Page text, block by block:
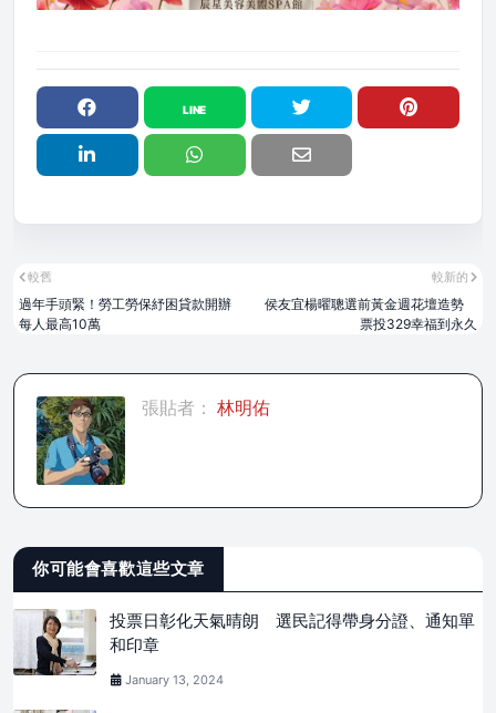
較新的
侯友宜楊曜聰選前黃金週花壇造勢
票投329幸福到永久
較舊
過年手頭緊！勞工勞保紓困貸款開辦
每人最高10萬
張貼者： 林明佑
你可能會喜歡這些文章
投票日彰化天氣晴朗 選民記得帶身分證、通知單
和印章
January 13, 2024